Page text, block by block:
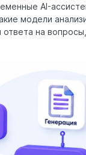
AI-
модели
на